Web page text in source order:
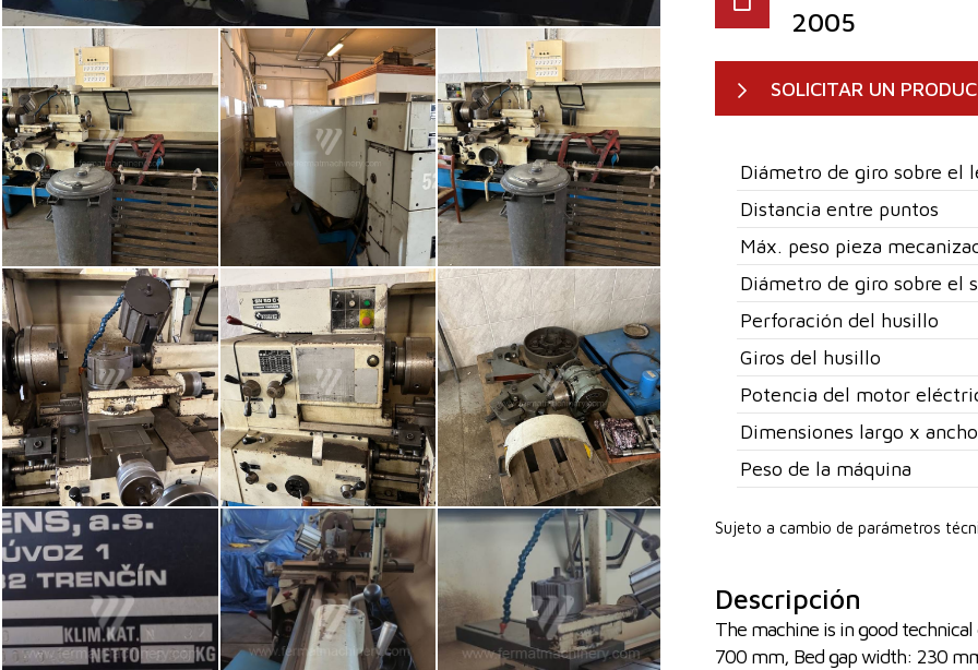
2005
SOLICITAR UN
Diámetro de giro sobre el
Distancia entre puntos
Máx. peso pieza
Diámetro de giro sobre el
Perforación del husillo
Giros del husillo
Potencia del motor
Dimensiones largo x
Peso de la máquina
Sujeto a cambio de parámetros
Descripción
The machine is in good
700 mm, Bed gap width: 230